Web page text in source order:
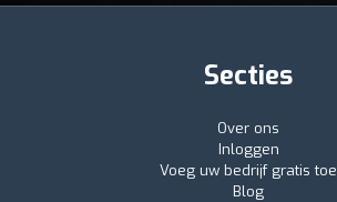
Secties
Over ons
Inloggen
Voeg uw bedrijf gratis toe
Blog